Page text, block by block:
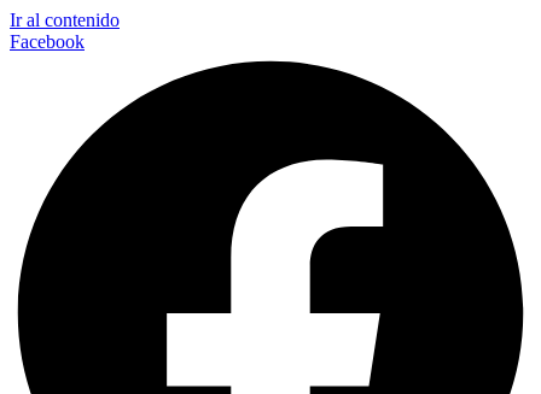
Ir al contenido
Facebook